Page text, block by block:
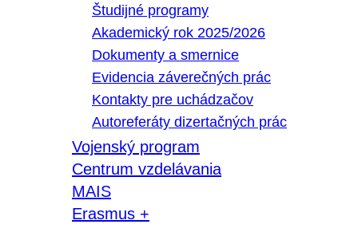
Študijné programy
Akademický rok 2025/2026
Dokumenty a smernice
Evidencia záverečných prác
Kontakty pre uchádzačov
Autoreferáty dizertačných prác
Vojenský program
Centrum vzdelávania
MAIS
Erasmus +